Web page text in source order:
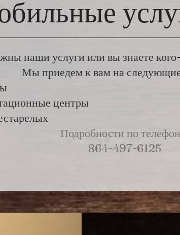
наши услуги или вы знаете
Мы приедем к вам на
центры
Подробности по
864-497-6125